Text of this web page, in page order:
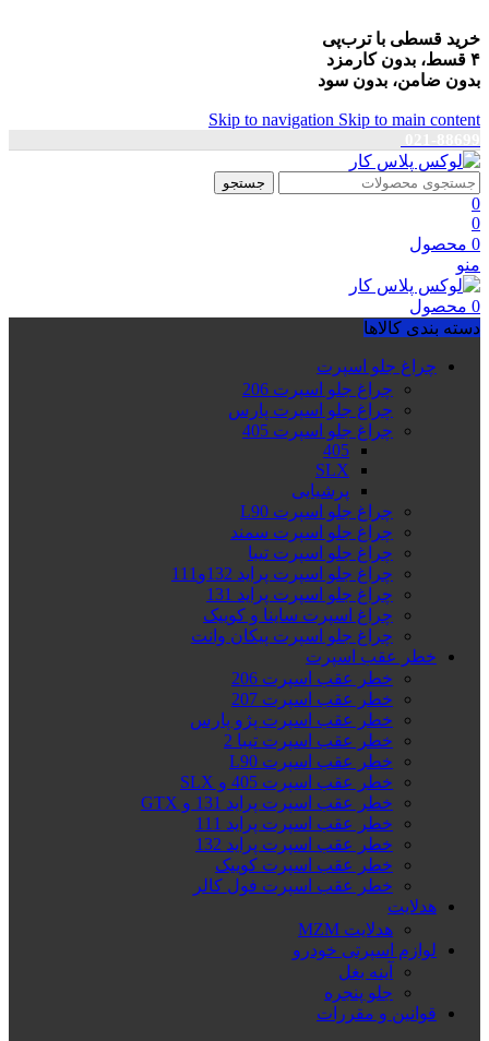
خرید قسطی با ترب‌پی
۴ قسط، بدون کارمزد
بدون ضامن، بدون سود
Skip to navigation Skip to main content
جستجو
0
0
0 محصول
منو
0 محصول
دسته بندی کالاها
چراغ جلو اسپرت
چراغ جلو اسپرت 206
چراغ جلو اسپرت پارس
چراغ جلو اسپرت 405
405
SLX
پرشیایی
چراغ جلو اسپرت L90
چراغ جلو اسپرت سمند
چراغ جلو اسپرت تیبا
چراغ جلو اسپرت پراید 132و111
چراغ جلو اسپرت پراید 131
چراغ اسپرت ساینا و کوییک
چراغ جلو اسپرت پیکان وانت
خطر عقب اسپرت
خطر عقب اسپرت 206
خطر عقب اسپرت 207
خطر عقب اسپرت پژو پارس
خطر عقب اسپرت تیبا 2
خطر عقب اسپرت L90
خطر عقب اسپرت 405 و SLX
خطر عقب اسپرت پراید 131 و GTX
خطر عقب اسپرت پراید 111
خطر عقب اسپرت پراید 132
خطر عقب اسپرت کوییک
خطر عقب اسپرت فول کالر
هدلایت
هدلایت MZM
لوازم اسپرتی خودرو
آینه بغل
جلو پنجره
قوانین و مقررات